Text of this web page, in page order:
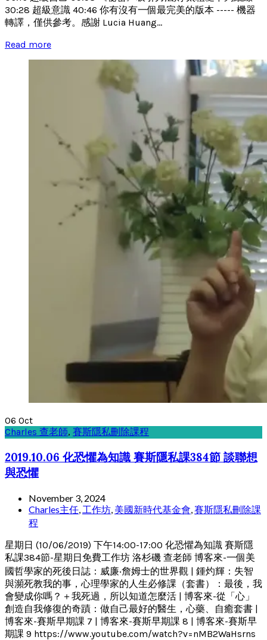
30:28 超級意識 40:46 你有沒有一個最完美的版本 ----- 機器
轉譯，僅供參考。感謝 Lucia Huang...
Read more
06 Oct
Charles 查老師, 賽斯隱私刪除課程
2019.10.06 化恐懼為知識 賽斯隱私課384節 談聯想
與恐懼
November 3, 2024
Charles主任 工作坊 美國新時代基金會 賽斯隱私刪除課
程
星期日 (10/06/2019) 下午14:00-17:00 化恐懼為知識 賽斯隱
私課384節-星期日免費工作坊 洛杉磯 查老師 博客來-一個美
國哲學家的死後日誌：威廉‧詹姆士的世界觀 | 鍾灼輝：失智
與瀕死教我的事，心理學家的人生必修課（套書）：最後，我
會變成你嗎？＋我死過，所以知道怎麼活 | 博客來-從「心」
創造自我修復的奇蹟：做自己最好的醫生，心藥、自癒套書 |
博客來-賽斯早期課 7 | 博客來-賽斯早期課 8 | 博客來-賽斯早
期課 9 https://www.youtube.com/watch?v=nMB2WaHsrns